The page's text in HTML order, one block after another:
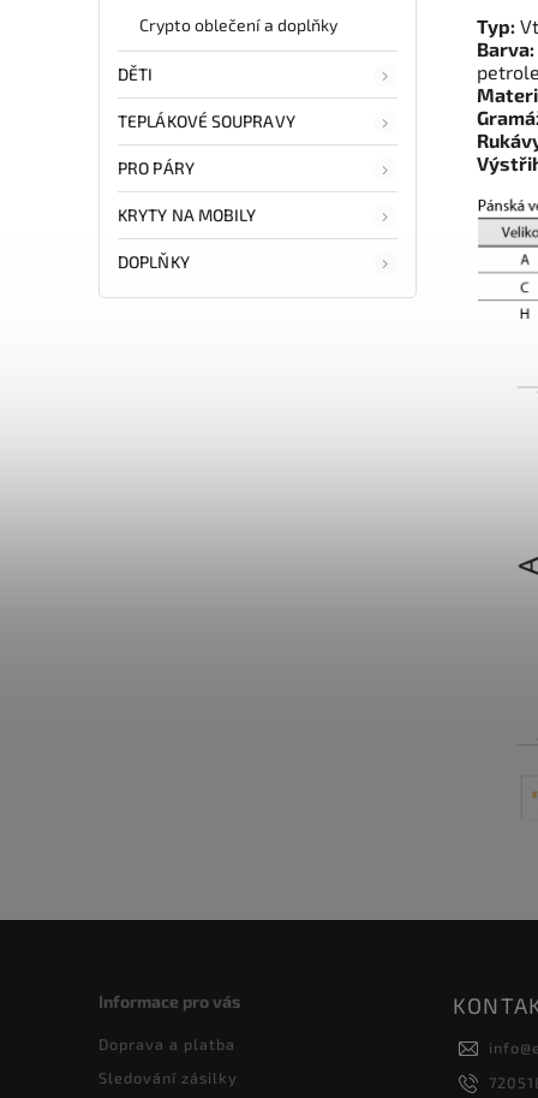
Crypto oblečení a doplňky
DĚTI
TEPLÁKOVÉ SOUPRAVY
PRO PÁRY
KRYTY NA MOBILY
DOPLŇKY
Typ:
Barva:
Informace pro vás
Doprava a platba
Sledování zásilky
info@